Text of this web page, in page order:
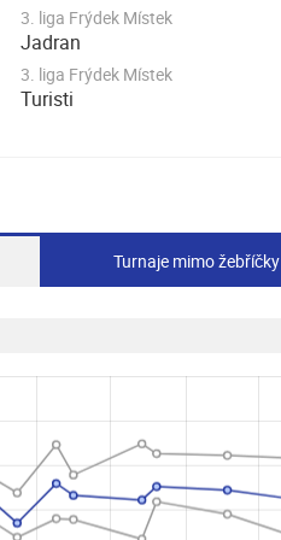
3. liga Frýdek Místek
Jadran
3. liga Frýdek Místek
Turisti
Turnaje mimo žebříčky